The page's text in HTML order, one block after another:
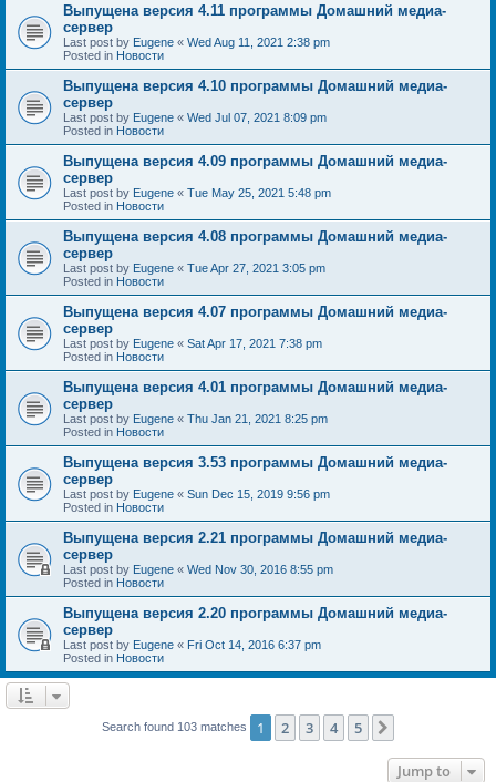
Выпущена версия 4.11 программы Домашний медиа-
сервер
Last post by Eugene « Wed Aug 11, 2021 2:38 pm
Posted in Новости
Выпущена версия 4.10 программы Домашний медиа-
сервер
Last post by Eugene « Wed Jul 07, 2021 8:09 pm
Posted in Новости
Выпущена версия 4.09 программы Домашний медиа-
сервер
Last post by Eugene « Tue May 25, 2021 5:48 pm
Posted in Новости
Выпущена версия 4.08 программы Домашний медиа-
сервер
Last post by Eugene « Tue Apr 27, 2021 3:05 pm
Posted in Новости
Выпущена версия 4.07 программы Домашний медиа-
сервер
Last post by Eugene « Sat Apr 17, 2021 7:38 pm
Posted in Новости
Выпущена версия 4.01 программы Домашний медиа-
сервер
Last post by Eugene « Thu Jan 21, 2021 8:25 pm
Posted in Новости
Выпущена версия 3.53 программы Домашний медиа-
сервер
Last post by Eugene « Sun Dec 15, 2019 9:56 pm
Posted in Новости
Выпущена версия 2.21 программы Домашний медиа-
сервер
Last post by Eugene « Wed Nov 30, 2016 8:55 pm
Posted in Новости
Выпущена версия 2.20 программы Домашний медиа-
сервер
Last post by Eugene « Fri Oct 14, 2016 6:37 pm
Posted in Новости
Search found 103 matches 1 2 3 4 5
Jump to